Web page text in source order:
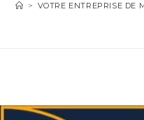
> VOTRE ENTREPRISE DE